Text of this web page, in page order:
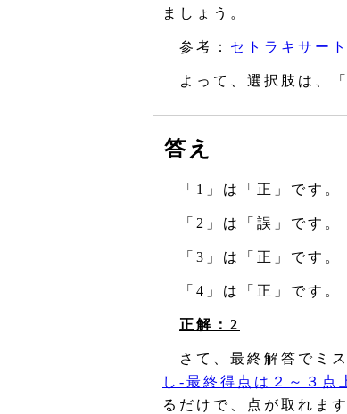
ましょう。
参考： セトラキサー
よって、選択肢は、「
答え
「1」は「正」です。
「2」は「誤」です。
「3」は「正」です。
「4」は「正」です。
正解：2
さて、最終解答でミス
し‐最終得点は２～３点
るだけで、点が取れます